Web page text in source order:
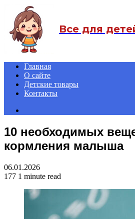
Все для
Главная
О сайте
Детские товары
Контакты
10 необходимых
кормления малыша
06.01.2026
177 1 minute read